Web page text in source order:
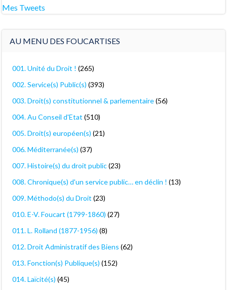
Mes Tweets
AU MENU DES FOUCARTISES
001. Unité du Droit ! (265)
002. Service(s) Public(s) (393)
003. Droit(s) constitutionnel & parlementaire(56)
004. Au Conseil d'Etat (510)
005. Droit(s) européen(s) (21)
006. Méditerranée(s) (37)
007. Histoire(s) du droit public(23)
008. Chronique(s) d'un service public… en déclin ! (13)
009. Méthodo(s) du Droit (23)
010. E-V. Foucart (1799-1860) (27)
011. L. Rolland (1877-1956) (8)
012. Droit Administratif des Biens (62)
013. Fonction(s) Publique(s) (152)
014. Laïcité(s) (45)